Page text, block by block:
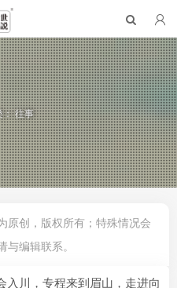
：往事
原创，版权所有；特殊情况会
与编辑联系。
入川，专程来到眉山，走进向